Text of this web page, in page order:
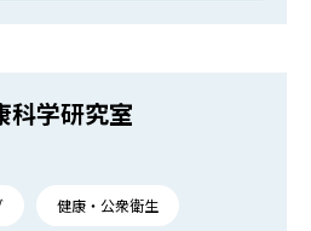
科学研究室
健康・公衆衛生